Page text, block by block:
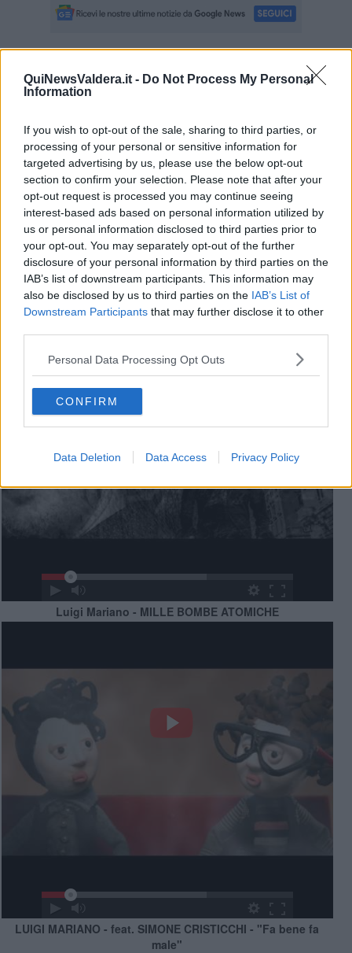
QuiNewsValdera.it - Do Not Process My Personal
Information
If you wish to opt-out of the sale, sharing to third parties, or
processing of your personal or sensitive information for
targeted advertising by us, please use the below opt-out
section to confirm your selection. Please note that after your
opt-out request is processed you may continue seeing
interest-based ads based on personal information utilized by
us or personal information disclosed to third parties prior to
your opt-out. You may separately opt-out of the further
disclosure of your personal information by third parties on the
IAB’s list of downstream participants. This information may
also be disclosed by us to third parties on the IAB’s List of
Downstream Participants that may further disclose it to other
Personal Data Processing Opt Outs
CONFIRM
Data Deletion Data Access Privacy Policy
Se vuoi leggere le notizie principali della Toscana iscriviti alla
Newsletter QUInews - ToscanaMedia.Arriva gratis tutti i giorni
Basta cliccareQUI
Fotogallery
Videogallery
Luigi Mariano - MILLE BOMBE ATOMICHE
LUIGI MARIANO - feat. SIMONE CRISTICCHI - "Fa bene fa
male"